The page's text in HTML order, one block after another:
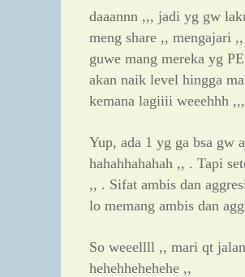
daaannn ,,, jadi yg gw
meng share ,, mengajari
guwe mang mereka yg
akan naik level hingga
kemana lagiiii weeehhh
Yup, ada 1 yg ga bsa gw
hahahhahahah ,, . Tapi
,, . Sifat ambis dan
lo memang ambis dan
So weeellll ,, mari qt
hehehhehehehe ,,